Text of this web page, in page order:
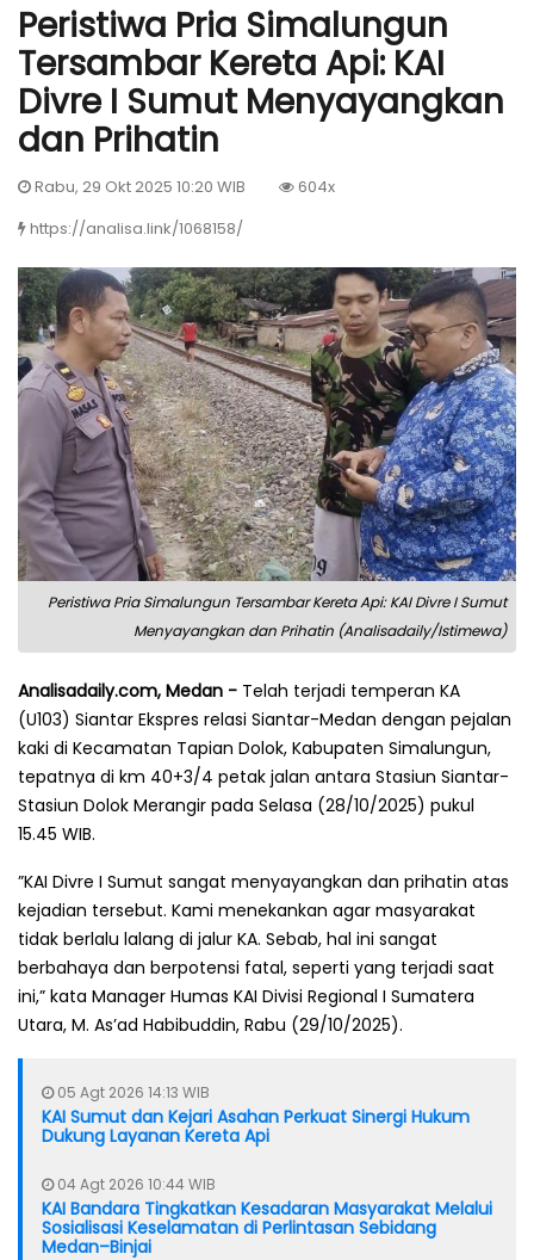
Peristiwa Pria Simalungun
Tersambar Kereta Api: KAI
Divre I Sumut Menyayangkan
dan Prihatin
Rabu, 29 Okt 2025 10:20 WIB
604x
https://analisa.link/1068158/
Peristiwa Pria Simalungun Tersambar Kereta Api: KAI Divre I Sumut
Menyayangkan dan Prihatin (Analisadaily/Istimewa)
Analisadaily.com, Medan - Telah terjadi temperan KA
(U103) Siantar Ekspres relasi Siantar-Medan dengan pejalan
kaki di Kecamatan Tapian Dolok, Kabupaten Simalungun,
tepatnya di km 40+3/4 petak jalan antara Stasiun Siantar-
Stasiun Dolok Merangir pada Selasa (28/10/2025) pukul
15.45 WIB.
”KAI Divre I Sumut sangat menyayangkan dan prihatin atas
kejadian tersebut. Kami menekankan agar masyarakat
tidak berlalu lalang di jalur KA. Sebab, hal ini sangat
berbahaya dan berpotensi fatal, seperti yang terjadi saat
ini,” kata Manager Humas KAI Divisi Regional I Sumatera
Utara, M. As’ad Habibuddin, Rabu (29/10/2025).
05 Agt 2026 14:13 WIB
KAI Sumut dan Kejari Asahan Perkuat Sinergi Hukum
Dukung Layanan Kereta Api
04 Agt 2026 10:44 WIB
KAI Bandara Tingkatkan Kesadaran Masyarakat Melalui
Sosialisasi Keselamatan di Perlintasan Sebidang
Medan–Binjai